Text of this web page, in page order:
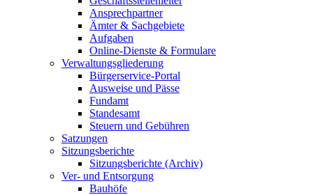
Ansprechpartner
Ämter & Sachgebiete
Aufgaben
Online-Dienste & Formulare
Verwaltungsgliederung
Bürgerservice-Portal
Ausweise und Pässe
Fundamt
Standesamt
Steuern und Gebühren
Satzungen
Sitzungsberichte
Sitzungsberichte (Archiv)
Ver- und Entsorgung
Bauhöfe